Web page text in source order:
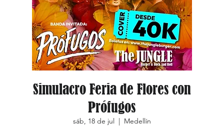
Simulacro Feria de Flores con
Prófugos
sáb, 18 de jul
Medellín